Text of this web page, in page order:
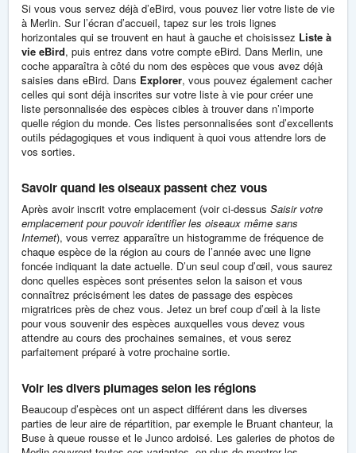
Si vous vous servez déjà d’eBird, vous pouvez lier votre liste de vie
à Merlin. Sur l’écran d’accueil, tapez sur les trois lignes
horizontales qui se trouvent en haut à gauche et choisissez Liste à
vie eBird, puis entrez dans votre compte eBird. Dans Merlin, une
coche apparaîtra à côté du nom des espèces que vous avez déjà
saisies dans eBird. Dans Explorer, vous pouvez également cacher
celles qui sont déjà inscrites sur votre liste à vie pour créer une
liste personnalisée des espèces cibles à trouver dans n’importe
quelle région du monde. Ces listes personnalisées sont d’excellents
outils pédagogiques et vous indiquent à quoi vous attendre lors de
vos sorties.
Savoir quand les oiseaux passent chez vous
Après avoir inscrit votre emplacement (voir ci-dessus Saisir votre
emplacement pour pouvoir identifier les oiseaux même sans
Internet), vous verrez apparaître un histogramme de fréquence de
chaque espèce de la région au cours de l’année avec une ligne
foncée indiquant la date actuelle. D’un seul coup d’œil, vous saurez
donc quelles espèces sont présentes selon la saison et vous
connaîtrez précisément les dates de passage des espèces
migratrices près de chez vous. Jetez un bref coup d’œil à la liste
pour vous souvenir des espèces auxquelles vous devez vous
attendre au cours des prochaines semaines, et vous serez
parfaitement préparé à votre prochaine sortie.
Voir les divers plumages selon les régions
Beaucoup d’espèces ont un aspect différent dans les diverses
parties de leur aire de répartition, par exemple le Bruant chanteur, la
Buse à queue rousse et le Junco ardoisé. Les galeries de photos de